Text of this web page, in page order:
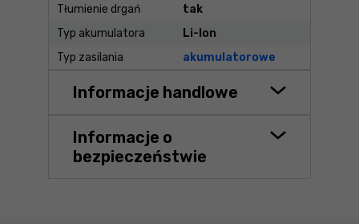
Tłumienie drgań
tak
Typ akumulatora
Li-Ion
Typ zasilania
akumulatorowe
Informacje handlowe
Informacje o
bezpieczeństwie